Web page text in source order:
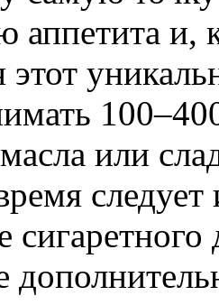
и,
этот
или